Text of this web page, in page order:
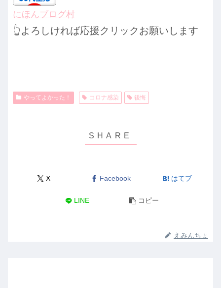
にほんブログ村
👆よろしければ応援クリックお願いします
やってよかった！ コロナ感染 後悔
X Facebook はてブ
LINE コピー
えみんちょ